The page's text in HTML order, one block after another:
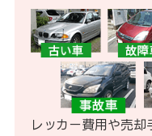
レッカー費用や売